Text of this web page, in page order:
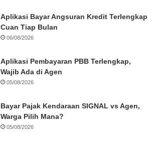
Aplikasi Bayar Angsuran Kredit Terlengkap
Cuan Tiap Bulan
06/08/2026
Aplikasi Pembayaran PBB Terlengkap,
Wajib Ada di Agen
05/08/2026
Bayar Pajak Kendaraan SIGNAL vs Agen,
Warga Pilih Mana?
05/08/2026